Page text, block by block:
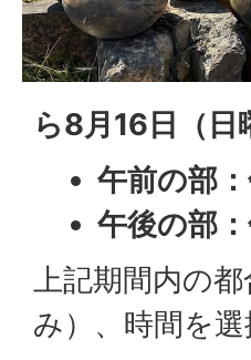
ら8月16日（日
午前の部
午後の部
上記期間内の
み）、時間を